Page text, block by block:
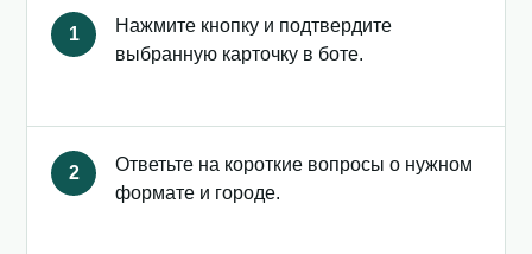
1
Нажмите кнопку и подтвердите
выбранную карточку в боте.
2
Ответьте на короткие вопросы о нужном
формате и городе.